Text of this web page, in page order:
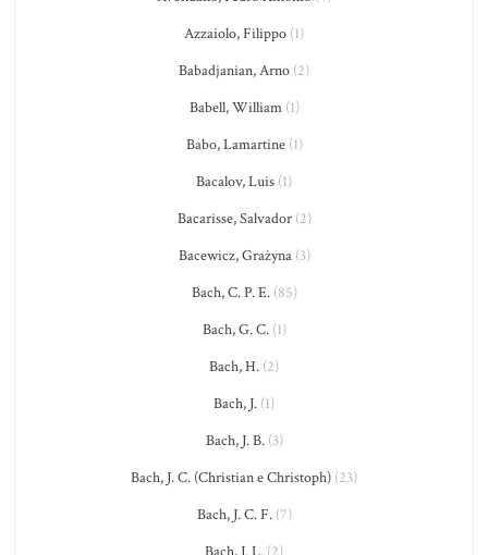
Azzaiolo, Filippo (1)
Babadjanian, Arno (2)
Babell, William(1)
Babo, Lamartine(1)
Bacalov, Luis (1)
Bacarisse, Salvador(2)
Bacewicz, Grażyna(3)
Bach, C. P. E.(85)
Bach, G. C.(1)
Bach, H. (2)
Bach, J. (1)
Bach, J. B.(3)
Bach, J. C. (Christian e Christoph) (23)
Bach, J. C. F.(7)